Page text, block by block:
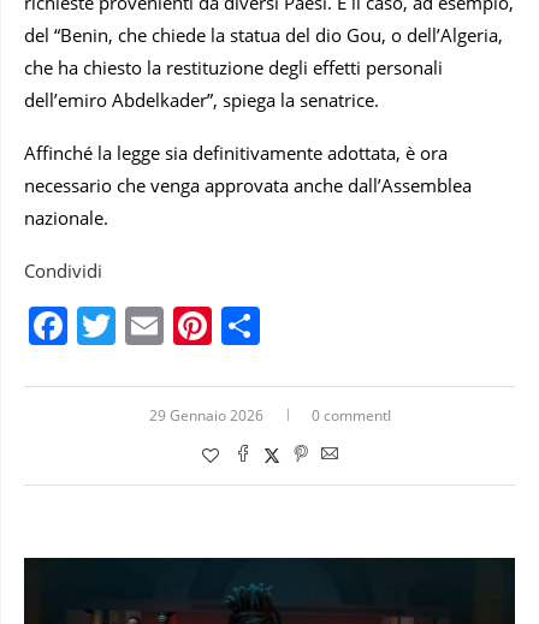
del “Benin, che chiede la statua del dio Gou, o dell’Algeria,
che ha chiesto la restituzione degli effetti personali
dell’emiro Abdelkader”, spiega la senatrice.
Affinché la legge sia definitivamente adottata, è ora
necessario che venga approvata anche dall’Assemblea
nazionale.
Condividi
Facebook
Twitter
EmailPinterest
29 Gennaio 2026 0 commentI